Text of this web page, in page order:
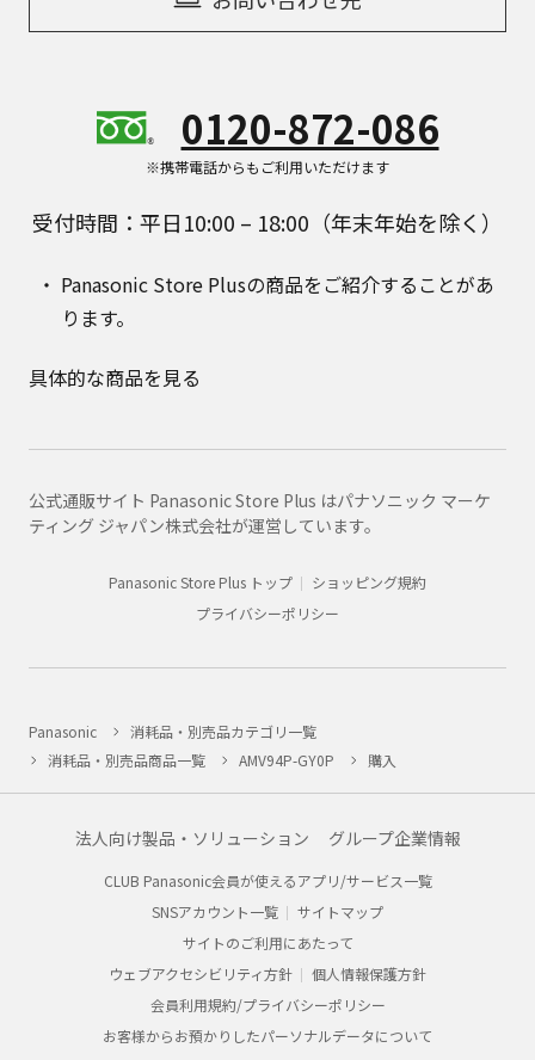
0120-872-086
※携帯電話からもご利用いただけます
受付時間：平日10:00 – 18:00（年末年始を除く）
Panasonic Store Plusの商品をご紹介することがあ
ります。
具体的な商品を見る
公式通販サイト Panasonic Store Plus はパナソニック マーケ
ティング ジャパン株式会社が運営しています。
Panasonic Store Plus トップ
ショッピング規約
プライバシーポリシー
Panasonic
消耗品・別売品カテゴリ一覧
消耗品・別売品商品一覧
AMV94P-GY0P 購入
法人向け製品・ソリューション グループ企業情報
CLUB Panasonic会員が使えるアプリ/サービス一覧
SNSアカウント一覧
サイトマップ
サイトのご利用にあたって
ウェブアクセシビリティ方針
個人情報保護方針
会員利用規約/プライバシーポリシー
お客様からお預かりしたパーソナルデータについて